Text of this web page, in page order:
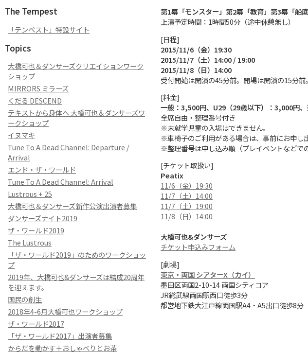
The Tempest
「テンペスト」特設サイト
Topics
大橋可也＆ダンサーズクリエイションワーク
ショップ
MIRRORS ミラーズ
くだる DESCEND
テキストから身体へ 大橋可也＆ダンサーズワ
ークショップ
イヌマキ
Tune To A Dead Channel: Departure /
Arrival
エンド・ザ・ワールド
Tune To A Dead Channel: Arrival
Lustrous + 25
大橋可也＆ダンサーズ新作公演出演者募集
ダンサーズナイト2019
ザ・ワールド2019
The Lustrous
「ザ・ワールド2019」のためのワークショッ
プ
2019年、大橋可也&ダンサーズは結成20周年
を迎えます。
国民の創生
2018年4-6月大橋可也ワークショップ
ザ・ワールド2017
「ザ・ワールド2017」出演者募集
からだを動かす＋おしゃべりとお茶
第1幕「モンスター」第2幕「教育」第3幕「船
上演予定時間：1時間50分（途中休憩無し）
[日程]
2015/11/6（金）19:30
2015/11/7（土）14:00 / 19:00
2015/11/8（日）14:00
受付開始は開演の45分前。開場は開演の15分前
[料金]
一般：3,500円、U29（29歳以下）：3,000円
全席自由・整理番号付き
※未就学児童の入場はできません。
※車椅子のご利用がある場合は、事前にお申し
※整理番号は申し込み順（プレイベントなどで
[チケット取扱い]
Peatix
11/6（金）19:30
11/7（土）14:00
11/7（土）19:00
11/8（日）14:00
大橋可也&ダンサーズ
チケット申込みフォーム
[劇場]
東京・両国 シアターX（カイ）
墨田区両国2-10-14 両国シティコア
JR総武線両国駅西口徒歩3分
都営地下鉄大江戸線両国駅A4・A5出口徒歩8分